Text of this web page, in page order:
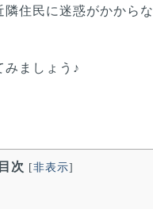
住民に迷惑がかからな
みましょう♪
目次 [非表示]